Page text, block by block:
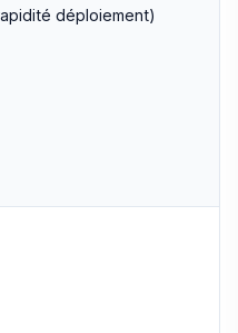
déploiement)